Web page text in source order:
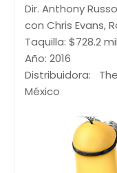
Dir. Anthony
con Chris Evans,
Taquilla: $728.2
Año: 2016
Distribuidora:
México